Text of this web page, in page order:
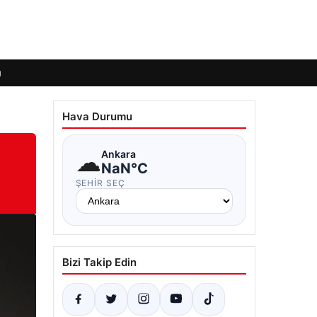
Hava Durumu
☁Ankara
NaN°C
ŞEHIR SEÇ
Bizi Takip Edin